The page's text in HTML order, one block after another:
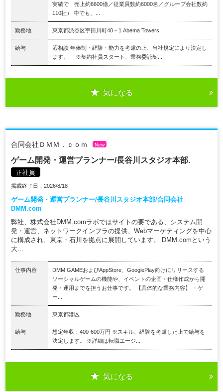
実績で 売上約6600億／従業員数約6000名／グループ会社数約
110社） 中でも、...
勤務地 東京都渋谷区宇田川町40－1 Abema Towers
給与
応相談 年俸制・経験・能力を考慮の上、当社規定により決定し
ます。 ※契約社員スタート、業務委託契...
気になる
合同会社ＤＭＭ．ｃｏｍ New
ゲーム開発・運営プランナー/長谷川スタジオ本部.
正社員
掲載終了日：2026/8/18
ゲーム開発・運営プランナー/長谷川スタジオ本部/合同会社
DMM.com
弊社、株式会社DMM.comラボではサイトの要である、システム開
発・運営、ネットワークインフラの提供、Webマーケティングを中心
に構成され、東京・石川を拠点に展開しています。 DMM.comという
大...
仕事内容
DMM GAMEおよびAppStore、GooglePlay向けにリリースする
ソーシャルゲームの機能や、イベントの企画・仕様作成から開
発・運用までを担うお仕事です。 【具体的な業務内容】 ・ゲ
ー...
勤務地 東京都港区
給与
想定年収：400-600万円 ※スキル、経験を考慮した上で給与を
決定します。 ※詳細は転職エージ...
気になる